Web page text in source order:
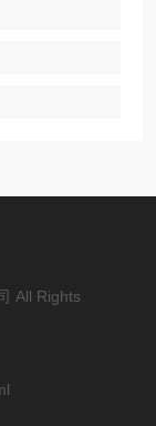
All Rights